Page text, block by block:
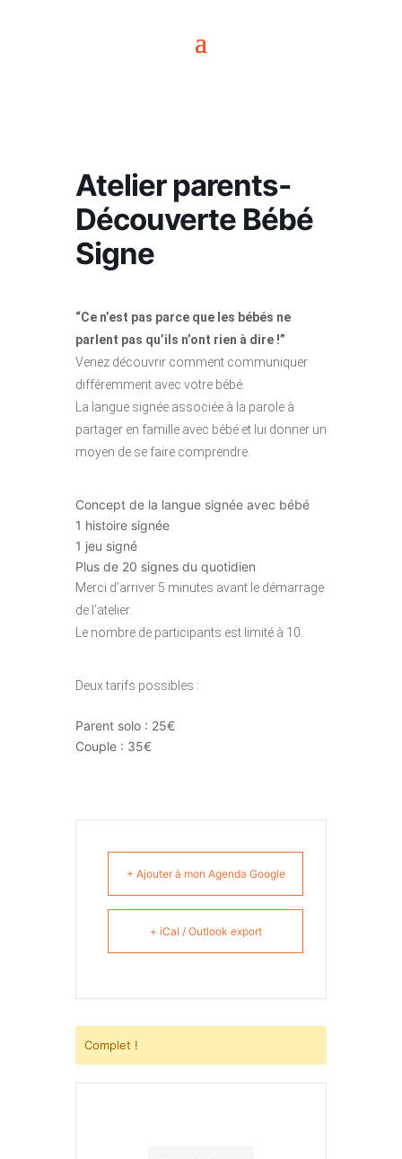
Atelier parents-
Découverte Bébé
Signe
“Ce n’est pas parce que les bébés ne
parlent pas qu’ils n’ont rien à dire !”
Venez découvrir comment communiquer
différemment avec votre bébé.
La langue signée associée à la parole à
partager en famille avec bébé et lui donner un
moyen de se faire comprendre.
Concept de la langue signée avec bébé
1 histoire signée
1 jeu signé
Plus de 20 signes du quotidien
Merci d’arriver 5 minutes avant le démarrage
de l’atelier.
Le nombre de participants est limité à 10.
Deux tarifs possibles :
Parent solo : 25€
Couple : 35€
+ Ajouter à mon Agenda Google
+ iCal / Outlook export
Complet !